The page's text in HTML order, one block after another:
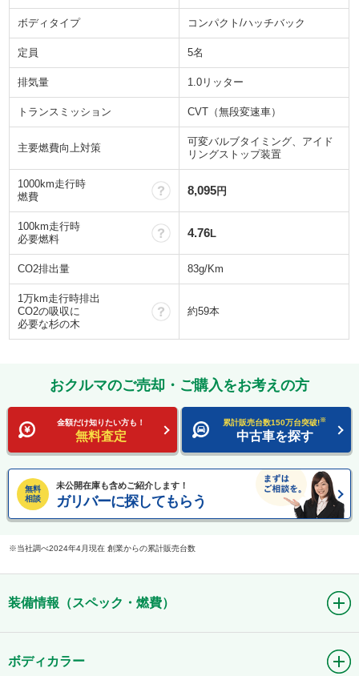
ボディタイプ コンパクト/ハッチバック
定員 5名
排気量 1.0リッター
トランスミッション CVT（無段変速車）
主要燃費向上対策
可変バルブタイミング、アイド
リングストップ装置
1000km走行時
燃費
？8,095円
100km走行時
必要燃料
？4.76L
CO2排出量 83g/Km
1万km走行時排出
CO2の吸収に
必要な杉の木
？約59本
おクルマのご売却・ご購入をお考えの方
金額だけ知りたい方も！
無料査定
累計販売台数150万台突破!※
中古車を探す
無料
相談
未公開在庫も含めご紹介します！
ガリバーに探してもらう
当社調べ2024年4月現在 創業からの累計販売台数
装備情報（スペック・燃費）
ボディカラー